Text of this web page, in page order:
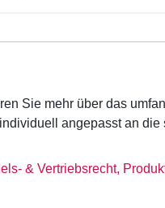
Sie mehr über das
angepasst an
& Vertriebsrecht,